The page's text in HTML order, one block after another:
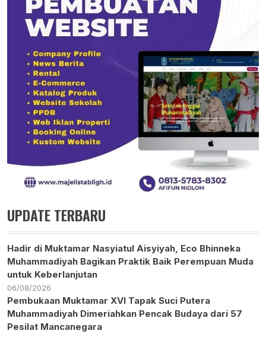
UPDATE TERBARU
Hadir di Muktamar Nasyiatul Aisyiyah, Eco Bhinneka
Muhammadiyah Bagikan Praktik Baik Perempuan Muda
untuk Keberlanjutan
06/08/2026
Pembukaan Muktamar XVI Tapak Suci Putera
Muhammadiyah Dimeriahkan Pencak Budaya dari 57
Pesilat Mancanegara